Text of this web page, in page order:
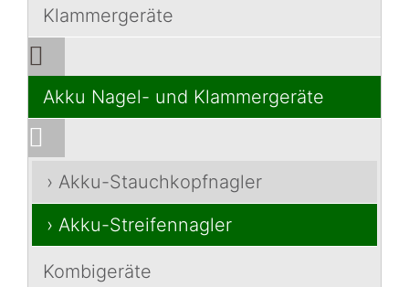
Klammergeräte
Akku Nagel- und Klammergeräte
› Akku-Stauchkopfnagler
› Akku-Streifennagler
Kombigeräte